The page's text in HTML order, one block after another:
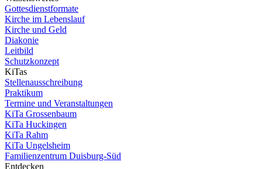
Gottesdienstformate
Kirche im Lebenslauf
Kirche und Geld
Diakonie
Leitbild
Schutzkonzept
KiTas
Stellenausschreibung
Praktikum
Termine und Veranstaltungen
KiTa Grossenbaum
KiTa Huckingen
KiTa Rahm
KiTa Ungelsheim
Familienzentrum Duisburg-Süd
Entdecken